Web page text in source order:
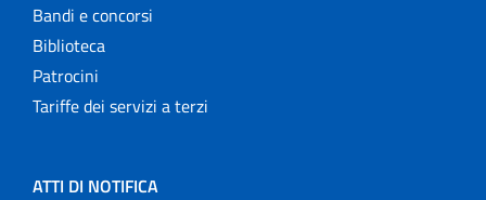
Bandi e concorsi
Biblioteca
Patrocini
Tariffe dei servizi a terzi
ATTI DI NOTIFICA